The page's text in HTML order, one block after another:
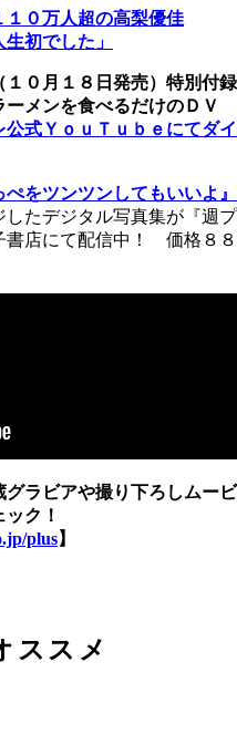
０万人超の高梨優佳
初でした」
０月１８日発売）特別付録
ーメンを食べるだけのＤＶ
公式ＹｏｕＴｕｂｅにてダイ
をツンツンしてもいいよ』
たデジタル写真集が『週プ
店にて配信中！ 価格８８
ラビアや撮り下ろしムービ
ク！
plus】
ススメ